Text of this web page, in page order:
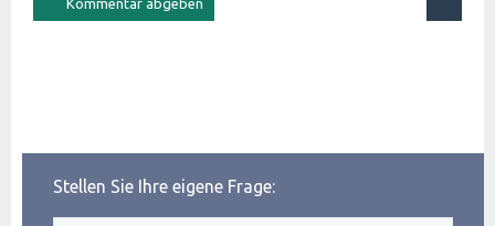
Stellen Sie Ihre eigene Frage: